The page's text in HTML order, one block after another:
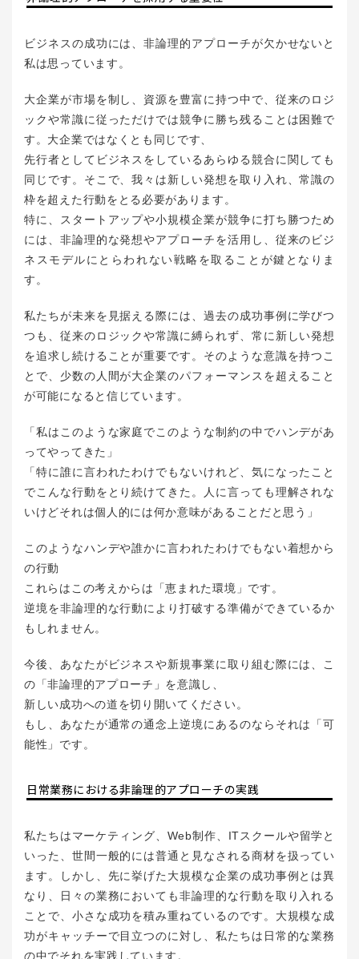
ビジネスの成功には、非論理的アプローチが欠かせないと
私は思っています。
大企業が市場を制し、資源を豊富に持つ中で、従来のロジ
ックや常識に従っただけでは競争に勝ち残ることは困難で
す。大企業ではなくとも同じです、
先行者としてビジネスをしているあらゆる競合に関しても
同じです。そこで、我々は新しい発想を取り入れ、常識の
枠を超えた行動をとる必要があります。
特に、スタートアップや小規模企業が競争に打ち勝つため
には、非論理的な発想やアプローチを活用し、従来のビジ
ネスモデルにとらわれない戦略を取ることが鍵となりま
す。
私たちが未来を見据える際には、過去の成功事例に学びつ
つも、従来のロジックや常識に縛られず、常に新しい発想
を追求し続けることが重要です。そのような意識を持つこ
とで、少数の人間が大企業のパフォーマンスを超えること
が可能になると信じています。
「私はこのような家庭でこのような制約の中でハンデがあ
ってやってきた」
「特に誰に言われたわけでもないけれど、気になったこと
でこんな行動をとり続けてきた。人に言っても理解されな
いけどそれは個人的には何か意味があることだと思う」
このようなハンデや誰かに言われたわけでもない着想から
の行動
これらはこの考えからは「恵まれた環境」です。
逆境を非論理的な行動により打破する準備ができているか
もしれません。
今後、あなたがビジネスや新規事業に取り組む際には、こ
の「非論理的アプローチ」を意識し、
新しい成功への道を切り開いてください。
もし、あなたが通常の通念上逆境にあるのならそれは「可
能性」です。
日常業務における非論理的アプローチの実践
私たちはマーケティング、Web制作、ITスクールや留学と
いった、世間一般的には普通と見なされる商材を扱ってい
ます。しかし、先に挙げた大規模な企業の成功事例とは異
なり、日々の業務においても非論理的な行動を取り入れる
ことで、小さな成功を積み重ねているのです。大規模な成
功がキャッチーで目立つのに対し、私たちは日常的な業務
の中でそれを実践しています。